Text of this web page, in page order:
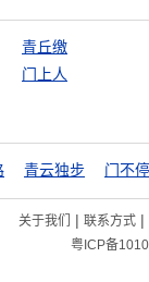
青丘缴
门上人
青云独步 门不
关于我们 | 联系方式|
粤ICP备